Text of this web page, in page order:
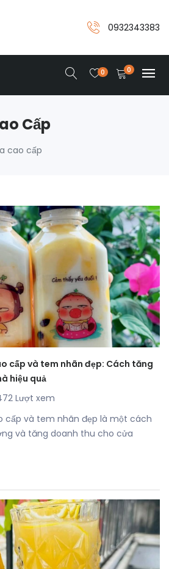
0932343383
0 0
Cấp
cao cấp
cấp và tem nhãn đẹp: Cách tăng
hiệu quả
Lượt xem
cấp và tem nhãn đẹp là một cách
và tăng doanh thu cho cửa